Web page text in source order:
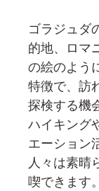
ゴラジュダ
的地、ロマ
の絵のよう
特徴で、訪
探検する機
ハイキング
エーション
人々は素晴
喫できます。